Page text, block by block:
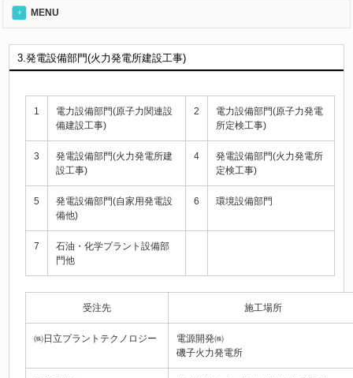
MENU
3.発電設備部門(火力発電所建設工事)
1
電力設備部門(原子力関連設
備建設工事)
2
電力設備部門(原子力発電
所定検工事)
3
発電設備部門(火力発電所建
設工事)
4
発電設備部門(火力発電所
定検工事)
5
発電設備部門(自家用発電設
備他)
6 環境設備部門
7
石油・化学プラント設備部
門他
受注先 施工場所
㈱日立プラントテクノロジー
電源開発㈱
磯子火力発電所